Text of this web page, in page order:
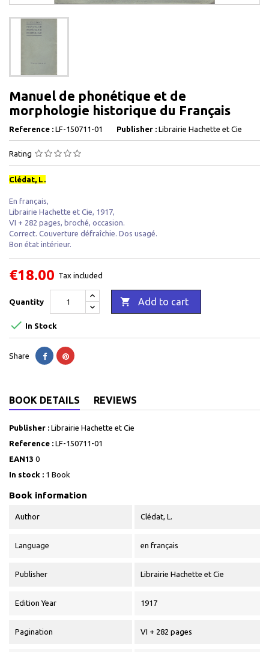
Manuel de phonétique et de
morphologie historique du Français
Reference : LF-150711-01 Publisher : Librairie Hachette et Cie
Rating
Clédat, L.
En français,
Librairie Hachette et Cie, 1917,
VI + 282 pages, broché, occasion.
Correct. Couverture défraîchie. Dos usagé.
Bon état intérieur.
€18.00 Tax included
Quantity  Add to cart
 In Stock
Share
BOOK DETAILS REVIEWS
Publisher : Librairie Hachette et Cie
Reference : LF-150711-01
EAN13 0
In stock : 1 Book
Book information
Author Clédat, L.
Language en français
Publisher Librairie Hachette et Cie
Edition Year 1917
Pagination VI + 282 pages